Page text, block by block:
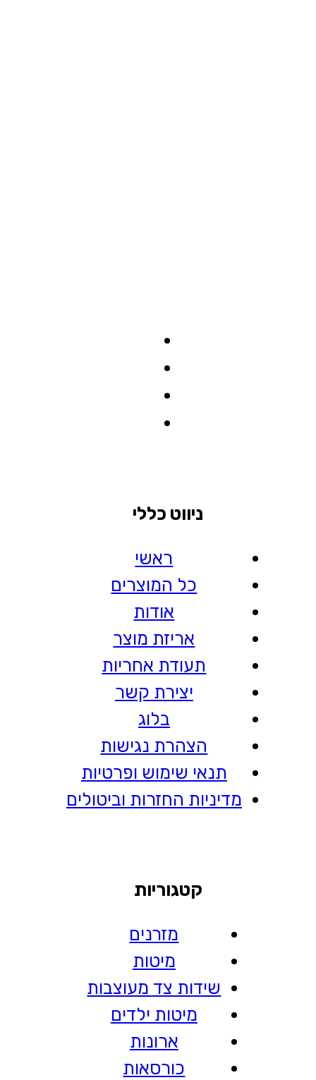
ניווט כללי
ראשי
כל המוצרים
אודות
אריזת מוצר
תעודת אחריות
יצירת קשר
בלוג
הצהרת נגישות
תנאי שימוש ופרטיות
מדיניות החזרות וביטולים
קטגוריות
מזרנים
מיטות
שידות צד מעוצבות
מיטות ילדים
ארונות
כורסאות